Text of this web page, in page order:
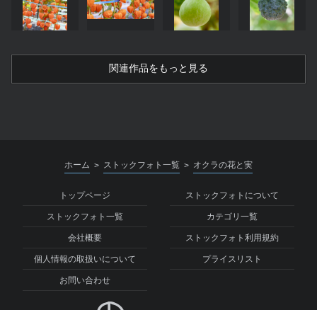
関連作品をもっと見る
ホーム > ストックフォト一覧 > オクラの花と実
トップページ ストックフォトについて
ストックフォト一覧 カテゴリ一覧
会社概要 ストックフォト利用規約
個人情報の取扱いについて プライスリスト
お問い合わせ